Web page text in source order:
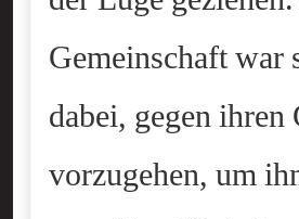
Gemeinschaft war
dabei, gegen ihren
vorzugehen, um